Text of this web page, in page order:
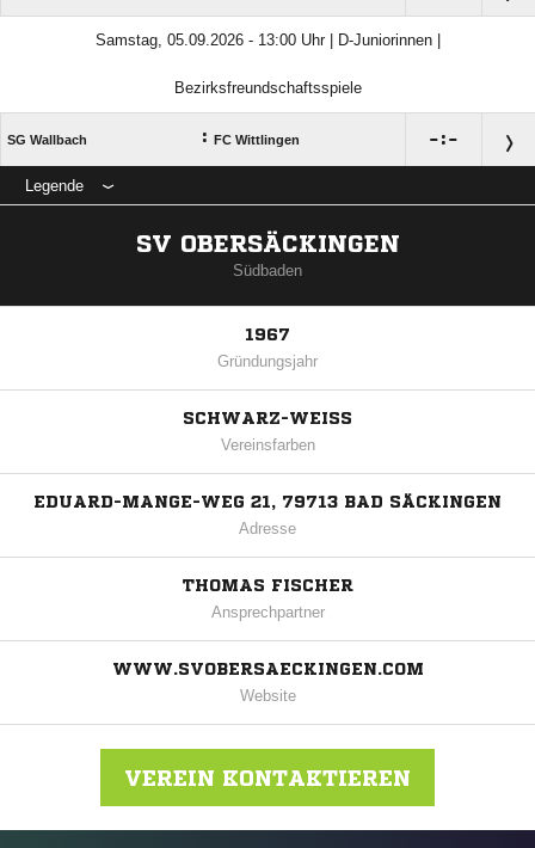
Samstag, 05.09.2026 - 13:00 Uhr | D-Juniorinnen |
Bezirksfreundschaftsspiele
SG Wallbach : FC Wittlingen :
Legende
SV OBERSÄCKINGEN
Südbaden
1967
Gründungsjahr
SCHWARZ-WEISS
Vereinsfarben
EDUARD-MANGE-WEG 21, 79713 BAD SÄCKINGEN
Adresse
THOMAS FISCHER
Ansprechpartner
WWW.SVOBERSAECKINGEN.COM
Website
VEREIN KONTAKTIEREN